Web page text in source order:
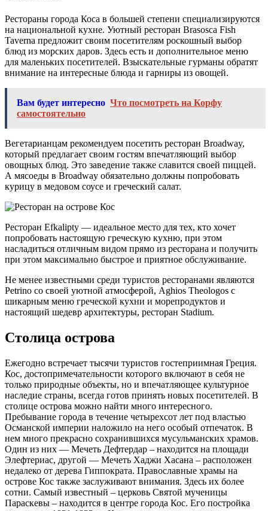
Он находится в восьми километрах от столицы острова, на
мысе Агиос Фокас, и в двух километрах от термальных
источников. Отель может предложить 256 удобных номеров с
великолепным видом на морское побережье. Это идеальное
место для безмятежного времяпрепровождения.
Пятизвездочный отель Grecotel Kos Imperial Thalasso 5*
построен в 2002 году. Он состоит из главного здания и
комплекса уютных бунгало. Курорт удачно расположен на
самом берегу моря. Для желающих отдохнуть от палящего
реками и водопадами образуют восхитительную водную сеть,
дарящую прохладу в самый жаркий полдень. Для желающих
окунуться в солнечные волны Эгейского моря имеется
песчаный пляж Псадили. На курорте Grecotel Kos Imperial
Thalasso 5* есть масса развлечений, но если они покажутся
расположенный неподалеку город Кос, чтобы сходить в
Связь
местными операторами связи. Они предложат вам огромный
выбор тарифных планов, многие из которых ориентированы
исключительно на туристов и звонки за границу. Стоимость
таких звонков будет гораздо ниже стоимости звонков со
В городе Кос большое количество мест с бесплатным Wi-Fi-
воспользоваться доступом ко всемирной сети вы сможете во
многих ресторанах, барах, кафе и отелях.
Цены на острове
Цены на проживание на острове Кос сравнительно невысоки.
За размещение в стандартном номере двухзвездочной
гостиницы нужно будет заплатить от 15 евро с человека. В
курортный сезон эта цифра увеличивается примерно вдвое.
Питаться можно в греческих тавернах. Мусака (запеканка из
овощей в горшочке из глины) обойдется от 7,5 до 10 евро,
греческий салат – от 4 до 6,7 евро. На улице можно купить